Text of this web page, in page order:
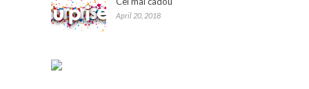
April 20, 2018